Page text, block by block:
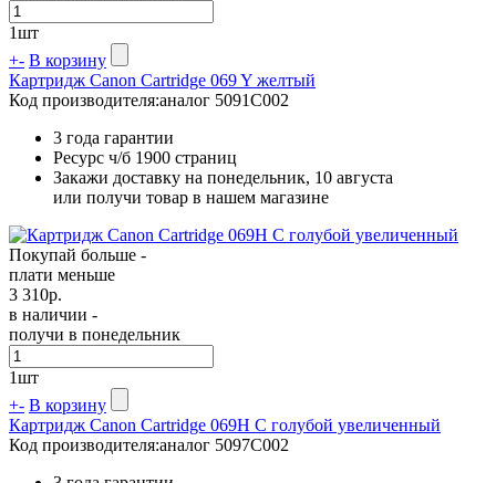
1шт
+- В корзину
Картридж Canon Cartridge 069 Y желтый
Код производителя:аналог 5091C002
3 года гарантии
Ресурс ч/б 1900 страниц
Закажи доставку на понедельник, 10 августа
или получи товар в нашем магазине
Покупай больше -
плати меньше
3 310р.
в наличии -
получи в понедельник
1шт
+- В корзину
Картридж Canon Cartridge 069H C голубой увеличенный
Код производителя:аналог 5097C002